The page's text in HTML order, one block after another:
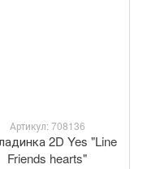
Артикул: 708136
2D Yes "Line
Friends hearts"